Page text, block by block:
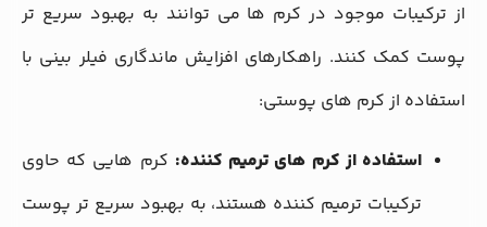
از ترکیبات موجود در کرم ‌ها می ‌توانند به بهبود سریع‌ تر
پوست کمک کنند. راهکارهای افزایش ماندگاری فیلر بینی با
استفاده از کرم‌ های پوستی:
استفاده از کرم‌ های ترمیم‌ کننده: کرم ‌هایی که حاوی
ترکیبات ترمیم‌ کننده هستند، به بهبود سریع ‌تر پوست